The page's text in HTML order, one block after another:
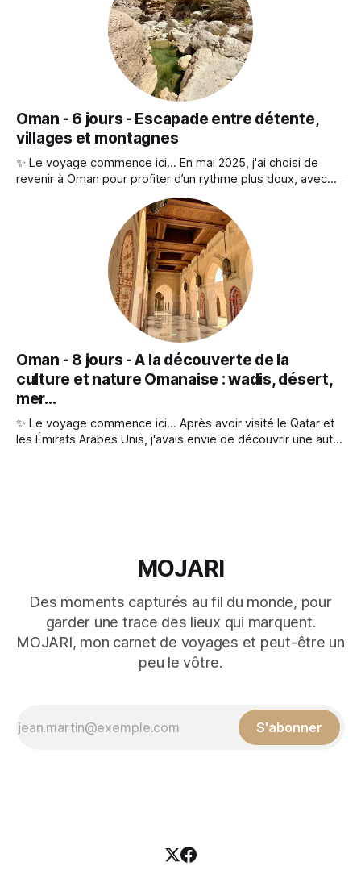
Oman - 6 jours - Escapade entre détente,
villages et montagnes
✨ Le voyage commence ici... En mai 2025, j'ai choisi de
revenir à Oman pour profiter d’un rythme plus doux, avec
une amie, entre détente dans un sublime hôtel et
immersion dans les paysages montagneux du pays. 📅
Période : mai ☀️ Météo : Très ensoleillé, chaud et humide -
Oman - 8 jours - A la découverte de la
culture et nature Omanaise : wadis, désert,
mer...
✨ Le voyage commence ici... Après avoir visité le Qatar et
les Émirats Arabes Unis, j'avais envie de découvrir une autre
MOJARI
Des moments capturés au fil du monde, pour
garder une trace des lieux qui marquent.
MOJARI, mon carnet de voyages et peut-être un
peu le vôtre.
S'abonner